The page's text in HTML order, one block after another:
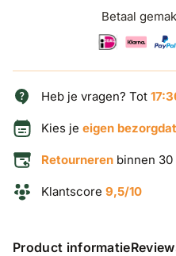
Betaal
Heb je vragen? Tot
Kies je eigen
Retourneren binnen 30
Klantscore 9,5/10
Product informatie